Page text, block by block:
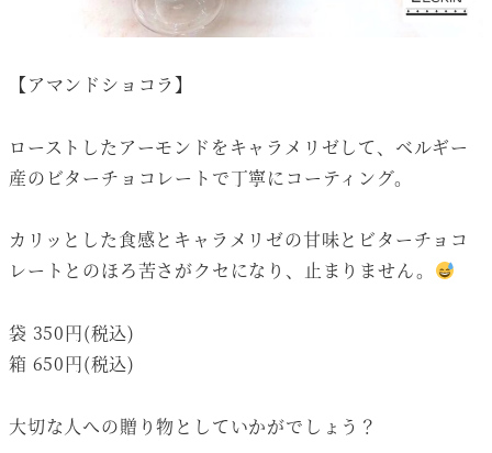
【アマンドショコラ】
ローストしたアーモンドをキャラメリゼして、ベルギー
産のビターチョコレートで丁寧にコーティング。
カリッとした食感とキャラメリゼの甘味とビターチョコ
レートとのほろ苦さがクセになり、止まりません。
袋 350円(税込)
箱 650円(税込)
大切な人への贈り物としていかがでしょう？